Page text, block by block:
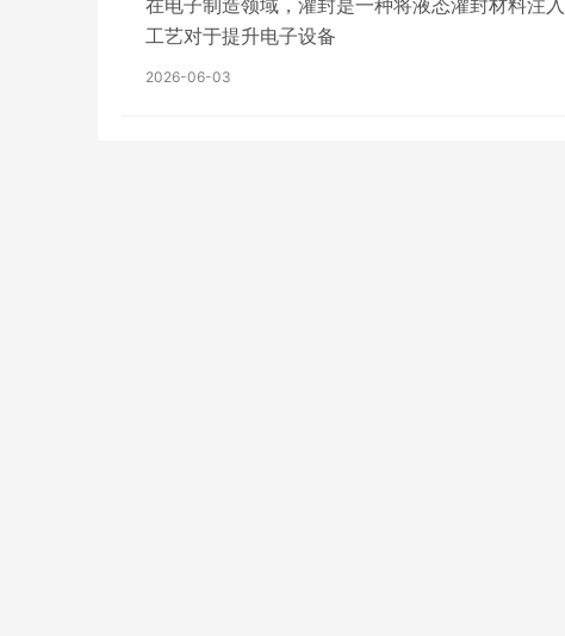
工艺对于提升电子设备
2026-06-03